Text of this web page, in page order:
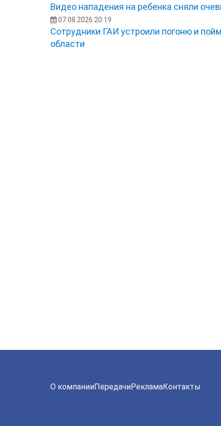
Видео нападения на ребенка сняли
07.08.2026 20:19
Сотрудники ГАИ устроили погоню и
области
О компанииПередачиРекламаКонтакты